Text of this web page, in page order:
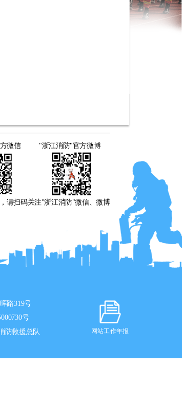
微信 "浙江消防"官方微博
请扫码关注"浙江消防"微信、微博
路319号
号
防救援总队 网站工作年报